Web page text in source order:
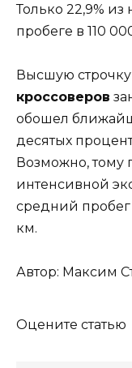
Только 22,9%
пробеге в 110
Высшую
кроссоверов
обошел
десятых
Возможно, тому
интенсивной
средний пробег
км.
Автор: Максим
Оцените статью